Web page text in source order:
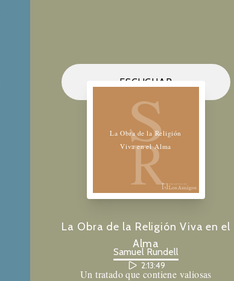
ESCUCHAR
S
R
La Obra de la Religión
Viva en el Alma
La Obra de la Religión Viva en el
Alma
Samuel Rundell
2:13:49
Un tratado que contiene valiosas